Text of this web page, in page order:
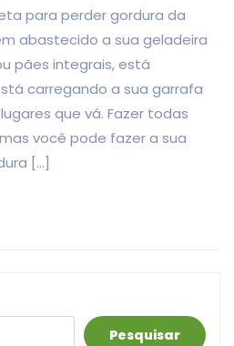
para perder gordura da
abastecido a sua geladeira
pães integrais, está
carregando a sua garrafa
que vá. Fazer todas
você pode fazer a sua
[…]
Pesquisar